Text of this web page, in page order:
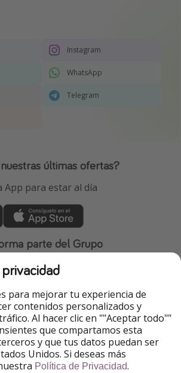
Instagram
WhatsApp
Telegram
últimas ofertas?
App para estar al día
parte del Grupo
HolidayPirates
WakacyjniPiraci
Ferienpiraten
Urlaubspiraten
para mejorar tu experiencia de
contenidos personalizados y
Al hacer clic en ""Aceptar todo""
que compartamos esta
y que tus datos puedan ser
Unidos. Si deseas más
Política de Privacidad.